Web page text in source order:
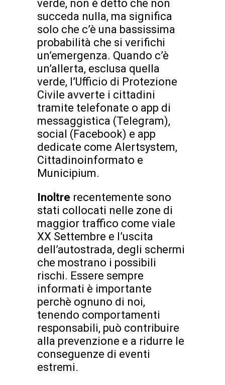
verde, non è detto che non
succeda nulla, ma significa
solo che c’è una bassissima
probabilità che si verifichi
un’emergenza. Quando c’è
un’allerta, esclusa quella
verde, l’Ufficio di Protezione
Civile avverte i cittadini
tramite telefonate o app di
messaggistica (Telegram),
social (Facebook) e app
dedicate come Alertsystem,
Cittadinoinformato e
Municipium.
Inoltre recentemente sono
stati collocati nelle zone di
maggior traffico come viale
XX Settembre e l’uscita
dell’autostrada, degli schermi
che mostrano i possibili
rischi. Essere sempre
informati è importante
perchè ognuno di noi,
tenendo comportamenti
responsabili, può contribuire
alla prevenzione e a ridurre le
conseguenze di eventi
estremi.